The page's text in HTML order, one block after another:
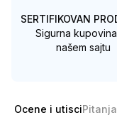
SERTIFIKOVAN
Sigurna
našem sajtu
Ocene i utisci